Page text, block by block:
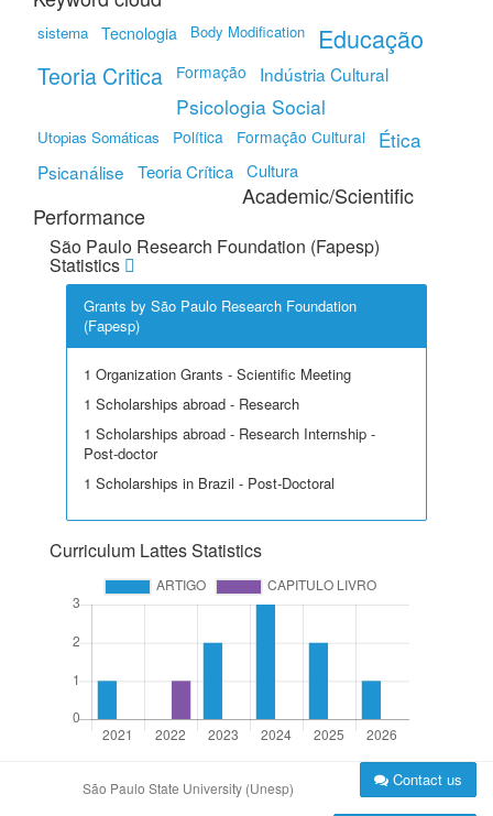
sistema Tecnologia Body Modification Educação
Teoria Critica Formação Indústria Cultural
Psicologia Social
Utopias Somáticas Política Formação Cultural Ética
Psicanálise Teoria Crítica Cultura
Academic/Scientific
Performance
São Paulo Research Foundation (Fapesp)
Statistics
Grants by São Paulo Research Foundation
(Fapesp)
1 Organization Grants - Scientific Meeting
1 Scholarships abroad - Research
1 Scholarships abroad - Research Internship -
Post-doctor
1 Scholarships in Brazil - Post-Doctoral
Curriculum Lattes Statistics
São Paulo State University (Unesp) Contact us